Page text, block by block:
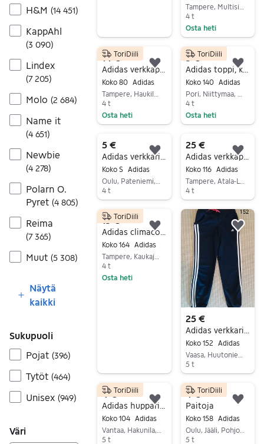
H&M (14 451)
KappAhl
(3 090)
Lindex
(7 205)
Molo (2 684)
Name it
(4 651)
Newbie
(4 278)
Polarn O.
Pyret (4 805)
Reima
(7 365)
Muut (5 308)
Näytä
kaikki
Sukupuoli
Pojat (396)
Tytöt (464)
Unisex (949)
Väri
4 t
Osta heti
14 €
Koko 80 Adidas
4 t
Osta heti
ToriDiili
Lisää suosikiksi.
5 €
Adidas toppi, koko 140
Koko 140 Adidas
4 t
Osta heti
ToriDiili
5 €
Koko S Adidas
4 t
Lisää suosikiksi.
25 €
Adidas verkkapuku / 116
Koko 116 Adidas
4 t
15 €
Koko 164 Adidas
4 t
Osta heti
ToriDiili
Lisää suosikiksi.
25 €
Adidas verkkarit 152
Koko 152
Adidas
5 t
4 €
Adidas huppari 104
Koko 104 Adidas
5 t
ToriDiili
Lisää suosikiksi.
4 €
Paitoja
Koko 158 Adidas
Oulu, Jääli, Pohjois-Pohjanmaa
5 t
ToriDiili